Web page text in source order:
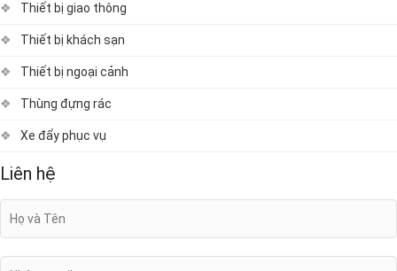
Thiết bị giao thông
Thiết bị khách sạn
Thiết bị ngoại cảnh
Thùng đựng rác
Xe đẩy phục vụ
Liên hệ